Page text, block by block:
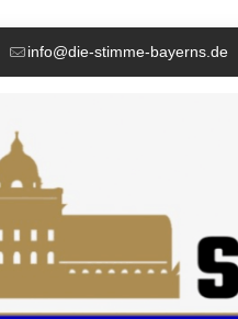
info@die-stimme-bayerns.de